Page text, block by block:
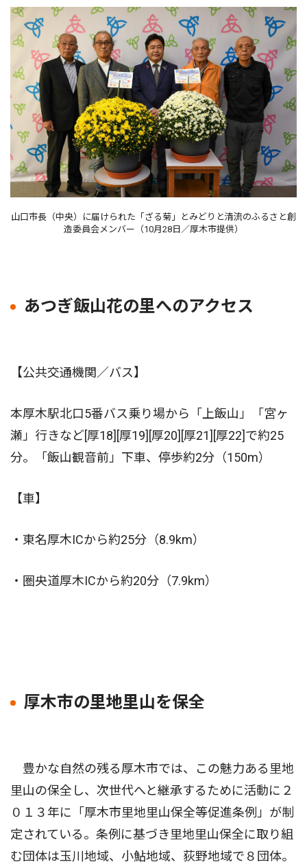
山口市長（中央）に届けられた「ざる菊」とみどりと清流のふるさと創
造委員会メンバー（10月28日／厚木市提供）
あつぎ飯山花の里へのアクセス
【公共交通機関／バス】
本厚木駅北口5番バス乗り場から「上飯山」「宮ヶ
瀬」行きなど[厚18][厚19][厚20][厚21][厚22]で約25
分。「飯山観音前」下車、停歩約2分（150m）
【車】
・東名厚木ICから約25分（8.9km）
・圏央道厚木ICから約20分（7.9km）
厚木市の里地里山を保全
豊かな自然の残る厚木市では、この魅力ある里地
里山の保全し、次世代へと継承するために活動に２
０１３年に「厚木市里地里山保全等促進条例」が制
定されている。条例に基づき里地里山保全に取り組
む団体は玉川地域、小鮎地域、荻野地域で８団体。